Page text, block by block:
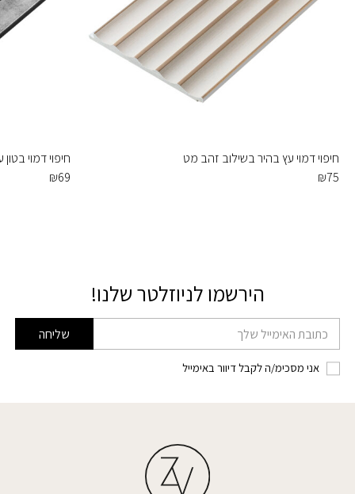
חיפוי דמוי עץ בהיר בשילוב זהב מט
₪75
חיפוי דמוי
₪69
הירשמו לניוזלטר שלנו!
דוא׳׳ל שליחה
אני מסכימ/ה לקבל דיוור באימייל